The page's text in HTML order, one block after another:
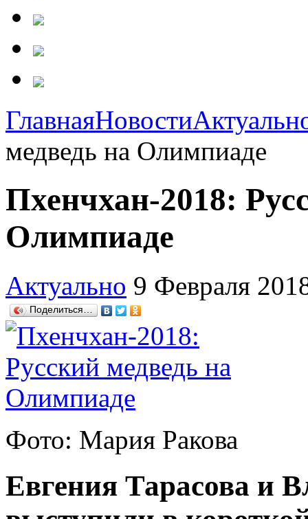
ГлавнаяНовости
медведь на Олимпиаде
Пхенчхан-2018:
Олимпиаде
Актуально 9 Февраля
Поделиться…
Фото: Мария Ракова
Евгения Тарасова и